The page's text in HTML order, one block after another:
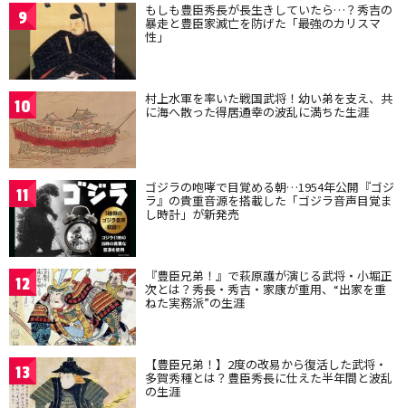
9 もしも豊臣秀長が長生きしていたら…？秀吉の
暴走と豊臣家滅亡を防げた「最強のカリスマ
性」
10 村上水軍を率いた戦国武将！幼い弟を支え、共
に海へ散った得居通幸の波乱に満ちた生涯
11 ゴジラの咆哮で目覚める朝…1954年公開『ゴジ
ラ』の貴重音源を搭載した「ゴジラ音声目覚ま
し時計」が新発売
12 『豊臣兄弟！』で萩原護が演じる武将・小堀正
次とは？秀長・秀吉・家康が重用、“出家を重
ねた実務派”の生涯
13 【豊臣兄弟！】2度の改易から復活した武将・
多賀秀種とは？豊臣秀長に仕えた半年間と波乱
の生涯